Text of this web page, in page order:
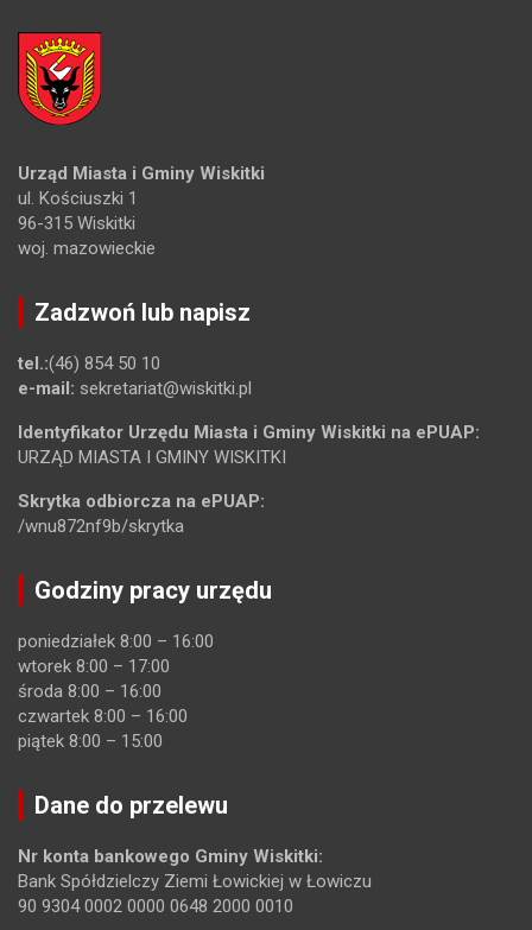
Urząd Miasta i Gminy Wiskitki
ul. Kościuszki 1
96-315 Wiskitki
woj. mazowieckie
Zadzwoń lub napisz
tel.:(46) 854 50 10
e-mail: sekretariat@wiskitki.pl
Identyfikator Urzędu Miasta i Gminy Wiskitki na ePUAP:
URZĄD MIASTA I GMINY WISKITKI
Skrytka odbiorcza na ePUAP:
/wnu872nf9b/skrytka
Godziny pracy urzędu
poniedziałek 8:00 – 16:00
wtorek 8:00 – 17:00
środa 8:00 – 16:00
czwartek 8:00 – 16:00
piątek 8:00 – 15:00
Dane do przelewu
Nr konta bankowego Gminy Wiskitki:
Bank Spółdzielczy Ziemi Łowickiej w Łowiczu
90 9304 0002 0000 0648 2000 0010